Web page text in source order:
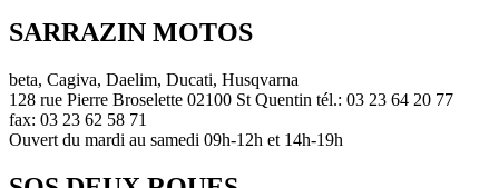
SARRAZIN MOTOS
beta, Cagiva, Daelim, Ducati, Husqvarna
128 rue Pierre Broselette 02100 St Quentin tél.: 03 23 64 20 77
fax: 03 23 62 58 71
Ouvert du mardi au samedi 09h-12h et 14h-19h